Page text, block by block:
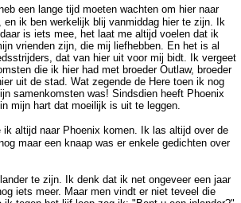
een lange tijd moeten wachten om hier naar
en ik ben werkelijk blij vanmiddag hier te zijn. Ik
is iets mee, het laat me altijd voelen dat ik
vrienden zijn, die mij liefhebben. En het is al
dat van hier uit voor mij bidt. Ik vergeet
die ik hier had met broeder Outlaw, broeder
uit de stad. Wat zegende de Here toen ik nog
samenkomsten was! Sindsdien heeft Phoenix
mijn hart dat moeilijk is uit te leggen.
ik altijd naar Phoenix komen. Ik las altijd over de
maar een knaap was er enkele gedichten over
te zijn. Ik denk dat ik net ongeveer een jaar
iets meer. Maar men vindt er niet teveel die